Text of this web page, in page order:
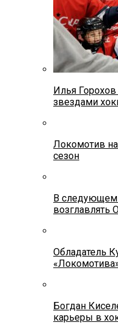
Илья
звездами
Локомотив
сезон
В следующем
возглавлять
Обладатель
Богдан
карьеры в